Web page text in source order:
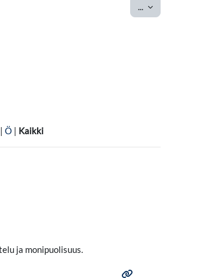
... Vie hakusanat
| Ö | Kaikki
ja monipuolisuus.